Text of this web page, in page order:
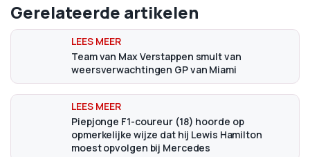
Gerelateerde artikelen
Team van Max Verstappen smult van
weersverwachtingen GP van Miami
Piepjonge F1-coureur (18) hoorde op
opmerkelijke wijze dat hij Lewis Hamilton
moest opvolgen bij Mercedes